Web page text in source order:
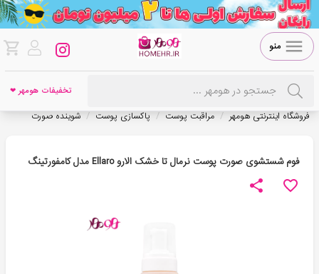
منو
تخفیفات هومهر ❤
فروشگاه اینترنتی هومهر / مراقبت پوست / پاکسازی پوست / شوینده صورت
فوم شستشوی صورت پوست نرمال تا خشک الارو Ellaro مدل کامفورتینگ